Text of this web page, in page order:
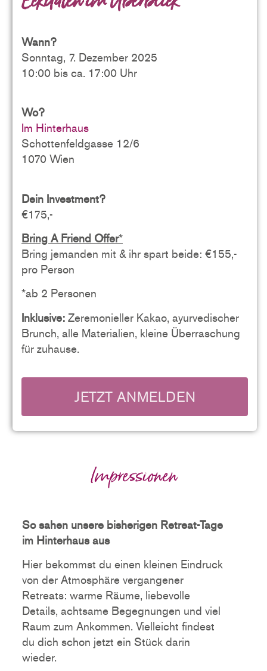
Wann?
Sonntag, 7. Dezember 2025
10:00 bis ca. 17:00 Uhr
Wo?
Im Hinterhaus
Schottenfeldgasse 12/6
1070 Wien
Dein Investment?
€175,-
Bring A Friend Offer*
Bring jemanden mit & ihr spart beide: €155,-
pro Person
*ab 2 Personen
Inklusive: Zeremonieller Kakao, ayurvedischer
Brunch, alle Materialien, kleine Überraschung
für zuhause.
JETZT ANMELDEN
Impressionen
So sahen unsere bisherigen Retreat-Tage
im Hinterhaus aus
Hier bekommst du einen kleinen Eindruck
von der Atmosphäre vergangener
Retreats: warme Räume, liebevolle
Details, achtsame Begegnungen und viel
Raum zum Ankommen. Vielleicht findest
du dich schon jetzt ein Stück darin
wieder.